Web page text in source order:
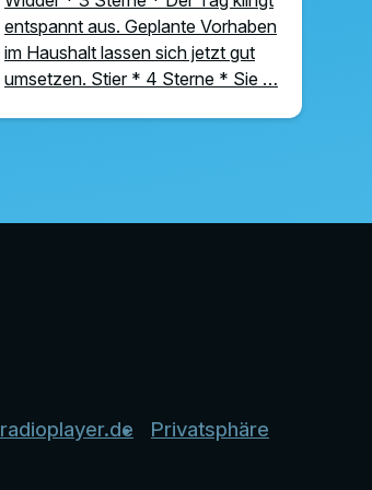
entspannt aus. Geplante Vorhaben
im Haushalt lassen sich jetzt gut
umsetzen. Stier * 4 Sterne * Sie …
radioplayer.de
Privatsphäre